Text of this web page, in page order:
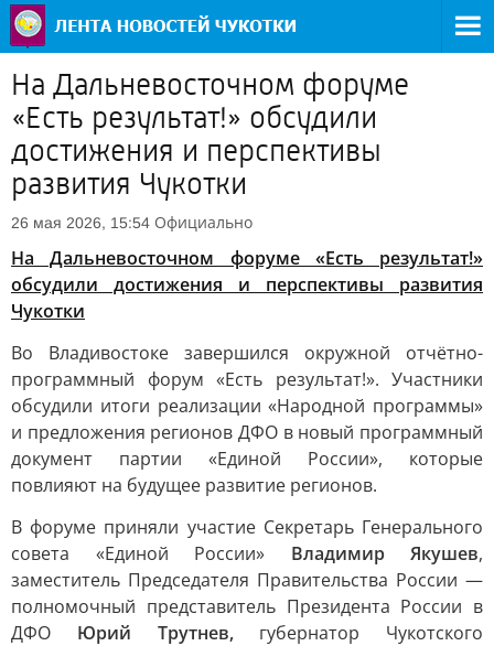
На Дальневосточном форуме
«Есть результат!» обсудили
достижения и перспективы
развития Чукотки
26 мая 2026, 15:54 Официально
На Дальневосточном форуме «Есть результат!»
обсудили достижения и перспективы развития
Чукотки
Во Владивостоке завершился окружной отчётно-
программный форум «Есть результат!». Участники
обсудили итоги реализации «Народной программы»
и предложения регионов ДФО в новый программный
документ партии «Единой России», которые
повлияют на будущее развитие регионов.
В форуме приняли участие Секретарь Генерального
совета «Единой России» Владимир Якушев,
заместитель Председателя Правительства России —
полномочный представитель Президента России в
ДФО Юрий Трутнев,губернатор Чукотского